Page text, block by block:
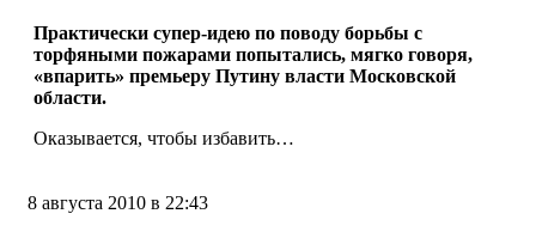
Практически супер-идею по поводу борьбы с
торфяными пожарами попытались, мягко говоря,
«впарить» премьеру Путину власти Московской
области.
Оказывается, чтобы избавить…
8 августа 2010 в 22:43